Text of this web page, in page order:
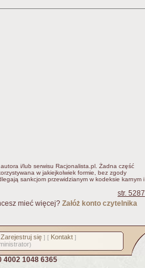
i/lub serwisu Racjonalista.pl. Żadna część
w jakiejkolwiek formie, bez zgody
sankcjom przewidzianym w kodeksie karnym i
str. 5287
mieć więcej? Załóż konto czytelnika
Zarejestruj się] [ Kontakt]
)
4002 1048 6365